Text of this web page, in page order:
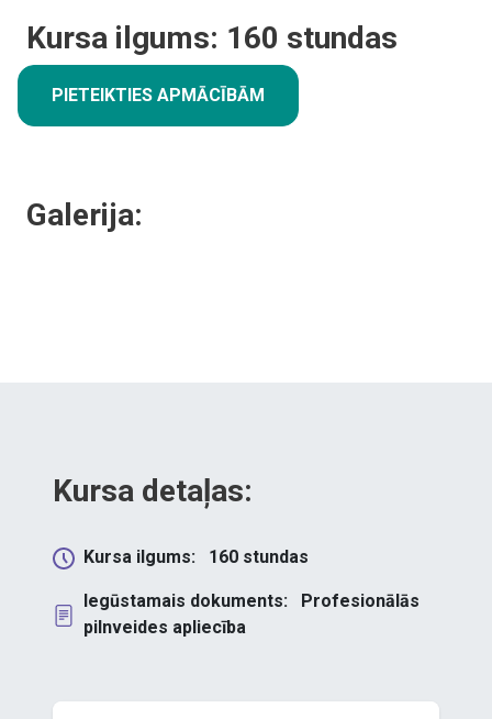
Kursa ilgums: 160 stundas
PIETEIKTIES APMĀCĪBĀM
Galerija:
Kursa detaļas:
Kursa ilgums: 160 stundas
Iegūstamais dokuments:
Profesionālās
pilnveides apliecība